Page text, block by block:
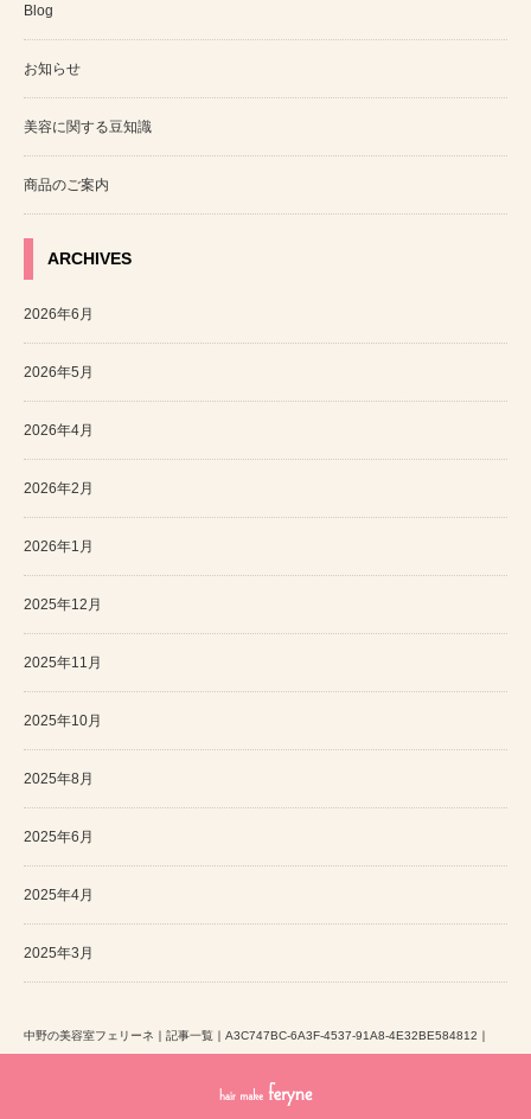
Blog
お知らせ
美容に関する豆知識
商品のご案内
ARCHIVES
2026年6月
2026年5月
2026年4月
2026年2月
2026年1月
2025年12月
2025年11月
2025年10月
2025年8月
2025年6月
2025年4月
2025年3月
中野の美容室フェリーネ ｜ 記事一覧 ｜ A3C747BC-6A3F-4537-91A8-4E32BE584812 ｜